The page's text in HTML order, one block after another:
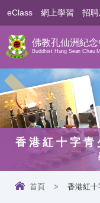
佛教孔仙洲紀念
Buddhist Hung Sean Chau
eClass 網上學習 招
香港紅十字
首頁 > 香港紅